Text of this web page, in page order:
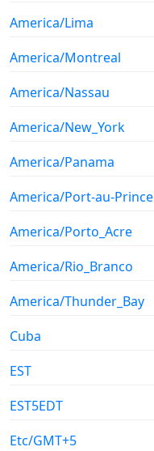
America/Lima
America/Montreal
America/Nassau
America/New_York
America/Panama
America/Port-au-Prince
America/Porto_Acre
America/Rio_Branco
America/Thunder_Bay
Cuba
EST
EST5EDT
Etc/GMT+5